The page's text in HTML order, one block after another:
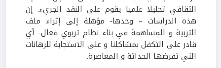
الثقافي تحليلا علميا يقوم على النقد الجريء. إن
هذه الدراسات – وحدها- مؤهلة إلى إثراء ملف
التربية و المساهمة في بناء نظام تربوي فعال- أي
قادر على التكفل بمشاكلنا و على الاستجابة للرهانات
التي تفرضها الحداثة و المعاصرة.